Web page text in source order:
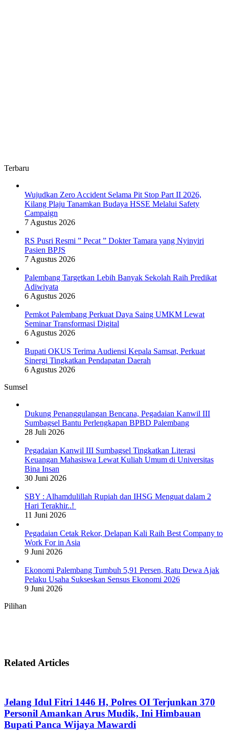
Terbaru
Wujudkan Zero Accident Selama Pit Stop Part II 2026,
Kilang Plaju Tanamkan Budaya HSSE Melalui Safety
Campaign
7 Agustus 2026
RS Pusri Resmi ” Pecat ” Dokter Tamara yang Nyinyiri
Pasien BPJS
7 Agustus 2026
Palembang Targetkan Lebih Banyak Sekolah Raih Predikat
Adiwiyata
6 Agustus 2026
Pemkot Palembang Perkuat Daya Saing UMKM Lewat
Seminar Transformasi Digital
6 Agustus 2026
Bupati OKUS Terima Audiensi Kepala Samsat, Perkuat
Sinergi Tingkatkan Pendapatan Daerah
6 Agustus 2026
Sumsel
Dukung Penanggulangan Bencana, Pegadaian Kanwil III
Sumbagsel Bantu Perlengkapan BPBD Palembang
28 Juli 2026
Pegadaian Kanwil III Sumbagsel Tingkatkan Literasi
Keuangan Mahasiswa Lewat Kuliah Umum di Universitas
Bina Insan
30 Juni 2026
SBY : Alhamdulillah Rupiah dan IHSG Menguat dalam 2
Hari Terakhir..!
11 Juni 2026
Pegadaian Cetak Rekor, Delapan Kali Raih Best Company to
Work For in Asia
9 Juni 2026
Ekonomi Palembang Tumbuh 5,91 Persen, Ratu Dewa Ajak
Pelaku Usaha Sukseskan Sensus Ekonomi 2026
9 Juni 2026
Pilihan
Related Articles
Jelang Idul Fitri 1446 H, Polres OI Terjunkan 370
Personil Amankan Arus Mudik, Ini Himbauan
Bupati Panca Wijaya Mawardi